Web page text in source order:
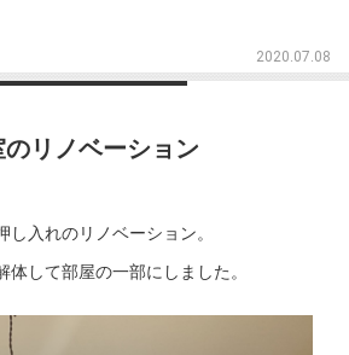
2020.07.08
のリノベーション
し入れのリノベーション。
体して部屋の一部にしました。